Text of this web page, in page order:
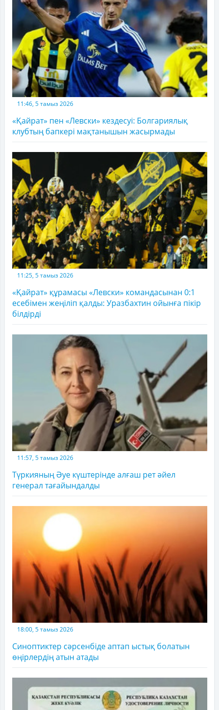
11:46, 5 тамыз 2026
«Қайрат» пен «Левски» кездесуі: Болгариялық
клубтың бапкері мақтанышын жасырмады
11:25, 5 тамыз 2026
«Қайрат» құрамасы «Левски» командасынан 0:1
есебімен жеңіліп қалды: Уразбахтин ойынға пікір
білдірді
11:57, 5 тамыз 2026
Түркияның Әуе күштерінде алғаш рет әйел
генерал тағайындалды
18:00, 5 тамыз 2026
Синоптиктер сәрсенбіде аптап ыстық болатын
өңірлердің атын атады